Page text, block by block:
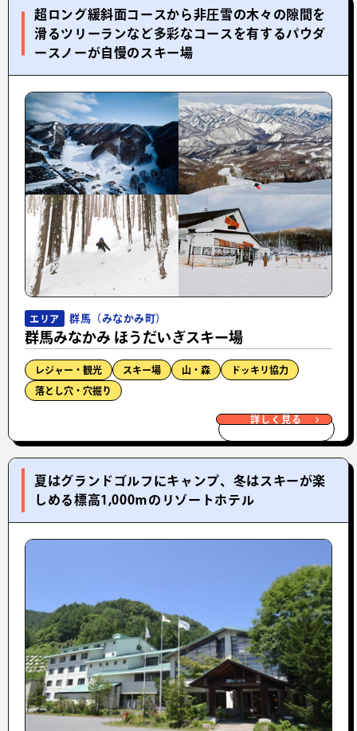
件
数
超ロング緩斜面コースから非圧雪の木々の隙間を
滑るツリーランなど多彩なコースを有するパウダ
ースノーが自慢のスキー場
エリア 群馬（みなかみ町）
群馬みなかみ ほうだいぎスキー場
レジャー・観光 スキー場 山・森 ドッキリ協力
落とし穴・穴掘り
詳しく見る
夏はグランドゴルフにキャンプ、冬はスキーが楽
しめる標高1,000ｍのリゾートホテル